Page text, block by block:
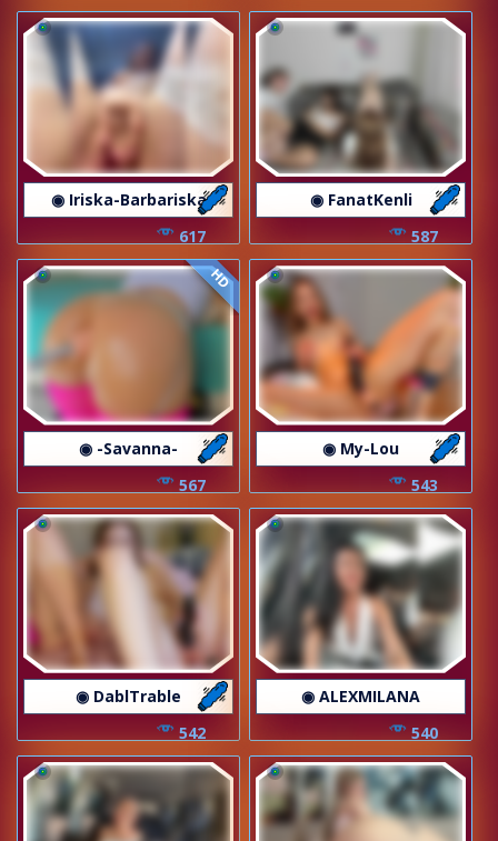
◉ Iriska-Barbariska
617
◉ FanatKenli
587
HD
◉ -Savanna-
567
◉ My-Lou
543
◉ DablTrable
542
◉ ALEXMILANA
540